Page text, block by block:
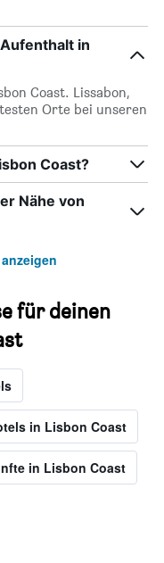
in
Coast. Lissabon,
Orte bei unseren
Coast?
Nähe von
für deinen
in Lisbon Coast
in Lisbon Coast